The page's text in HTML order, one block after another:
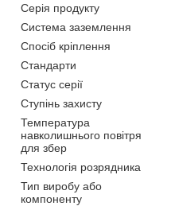
Серія продукту
Система заземлення
Спосіб кріплення
Стандарти
Статус серії
Ступінь захисту
Температура
навколишнього повітря
для збер
Технологія розрядника
Тип виробу або
компоненту